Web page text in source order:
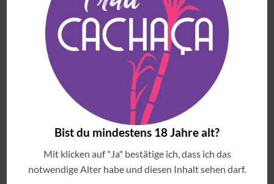
Bist du mindestens 18 Jahre alt?
Mit klicken auf "Ja" bestätige ich, dass ich das
notwendige Alter habe und diesen Inhalt sehen darf.
Blauer Frizzante Principe
14.90(inkl. MwSt)
Copo Americano Serie
Preisspanne:
€4.00
€6.00
(inkl. MwSt)
Jambuzera
–€54.90
Preisspanne:
€33.90
€54.90
(inkl. MwSt)
Cachaça Tiê Prata
€14.99 –€32.90Preisspanne:
(inkl. MwSt)